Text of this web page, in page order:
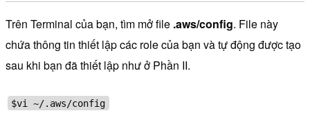
Trên Terminal của bạn, tìm mở file .aws/config. File này
chứa thông tin thiết lập các role của bạn và tự động được tạo
sau khi bạn đã thiết lập như ở Phần II.
$vi ~/.aws/config